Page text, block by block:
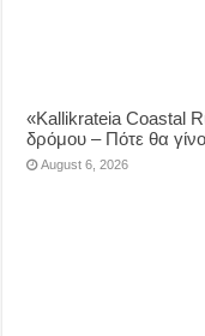
«Kallikrateia Coastal
δρόμου – Πότε θα
August 6, 2026